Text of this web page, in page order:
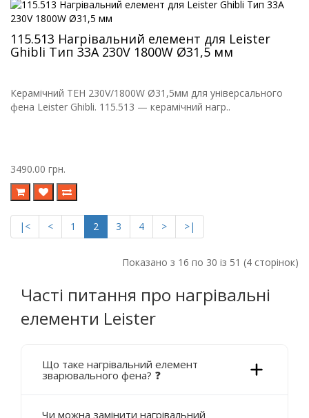
115.513 Нагрівальний елемент для Leister
Ghibli Тип 33A 230V 1800W Ø31,5 мм
Керамічний ТЕН 230V/1800W Ø31,5мм для універсального
фена Leister Ghibli. 115.513 — керамічний нагр..
3490.00 грн.
|< < 1 2 3 4 > >|
Показано з 16 по 30 із 51 (4 сторінок)
Часті питання про нагрівальні
елементи Leister
Що таке нагрівальний елемент
зварювального фена? ❓
Чи можна замінити нагрівальний